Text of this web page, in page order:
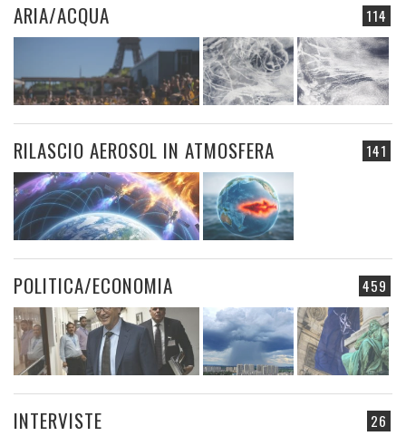
114
ARIA/ACQUA
141
RILASCIO AEROSOL IN ATMOSFERA
459
POLITICA/ECONOMIA
26
INTERVISTE